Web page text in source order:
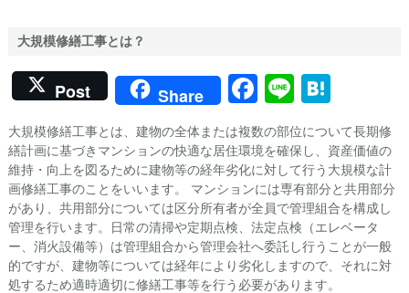
大規模修繕工事とは？
Post Share Facebook
Line
大規模修繕工事とは、建物の全体または複数の部位について長期修
繕計画に基づきマンションの快適な居住環境を確保し、資産価値の
維持・向上を図るために建物等の経年劣化に対して行う大規模な計
画修繕工事のことをいいます。 マンションには専有部分と共用部分
があり、共用部分については区分所有者が全員で管理組合を構成し
管理を行います。日常の清掃や定期点検、法定点検（エレベータ
ー、消火設備等）は管理組合から管理会社へ委託し行うことが一般
的ですが、建物等については経年により劣化しますので、それに対
処するため適時適切に修繕工事等を行う必要があります。